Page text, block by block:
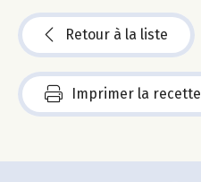
Retour à la liste
Imprimer la recette